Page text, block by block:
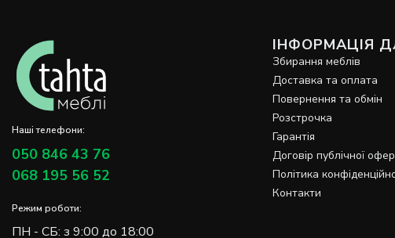
Наші телефони:
050 846 43 76
068 195 56 52
Режим роботи:
ПН - СБ: з 9:00 до 18:00
ІНФОРМАЦІЯ
Збирання меблів
Доставка та оплата
Повернення та обмін
Розстрочка
Гарантія
Договір публічної
Політика
Контакти